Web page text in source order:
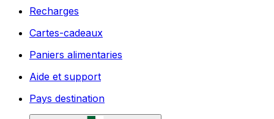
Recharges
Cartes-cadeaux
Paniers alimentaries
Aide et support
Pays destination